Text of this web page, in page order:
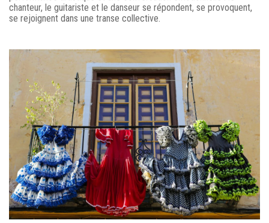
chanteur, le guitariste et le danseur se répondent, se provoquent,
se rejoignent dans une transe collective.